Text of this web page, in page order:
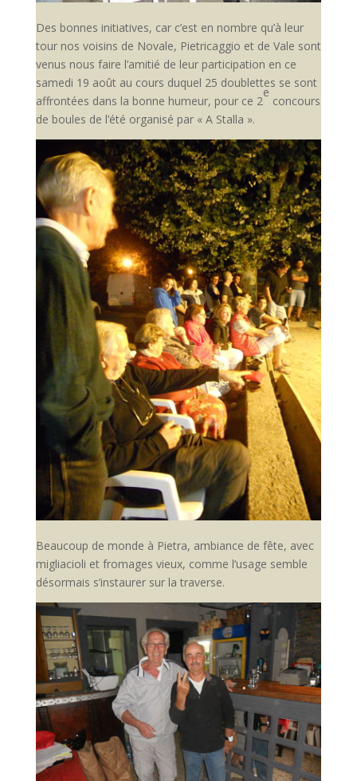
Des bonnes initiatives, car c’est en nombre qu’à leur
tour nos voisins de Novale, Pietricaggio et de Vale sont
venus nous faire l’amitié de leur participation en ce
samedi 19 août au cours duquel 25 doublettes se sont
affrontées dans la bonne humeur, pour ce 2
e
concours
de boules de l’été organisé par « A Stalla ».
Beaucoup de monde à Pietra, ambiance de fête, avec
migliacioli et fromages vieux, comme l’usage semble
désormais s’instaurer sur la traverse.